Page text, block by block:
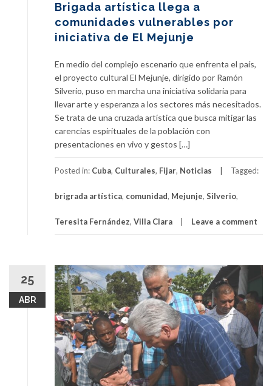
Brigada artística llega a
comunidades vulnerables por
iniciativa de El Mejunje
En medio del complejo escenario que enfrenta el país,
el proyecto cultural El Mejunje, dirigido por Ramón
Silverio, puso en marcha una iniciativa solidaria para
llevar arte y esperanza a los sectores más necesitados.
Se trata de una cruzada artística que busca mitigar las
carencias espirituales de la población con
presentaciones en vivo y gestos […]
Posted in: Cuba, Culturales, Fijar, Noticias Tagged:
brigrada artística, comunidad, Mejunje, Silverio,
Teresita Fernández, Villa Clara Leave a comment
25
ABR